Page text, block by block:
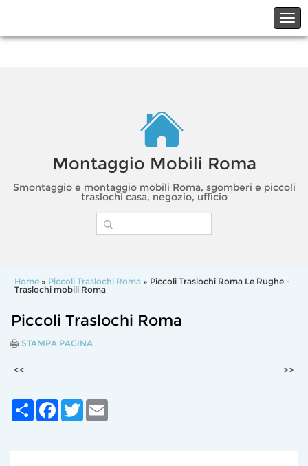
Montaggio Mobili Roma
Smontaggio e montaggio mobili Roma, sgomberi e piccoli
traslochi casa, negozio, ufficio
Home » Piccoli Traslochi Roma » Piccoli Traslochi Roma Le Rughe -
Traslochi mobili Roma
Piccoli Traslochi Roma
STAMPA PAGINA
<< >>
Share FacebookTwitter